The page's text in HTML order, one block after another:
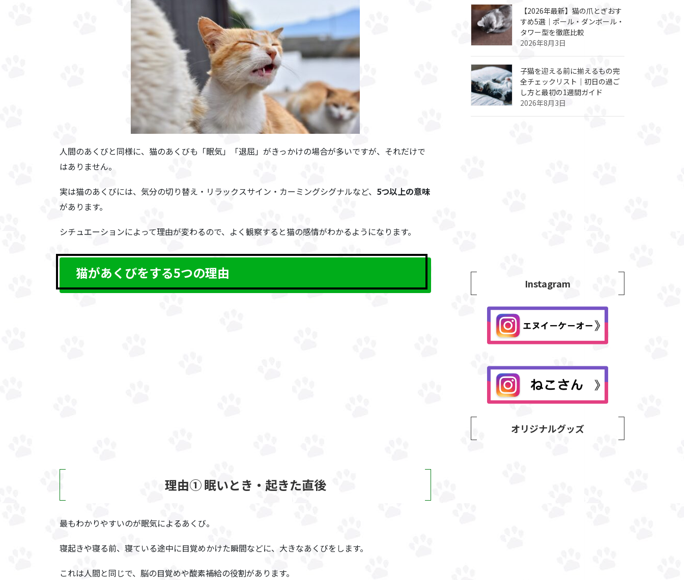
人間のあくびと同様に、猫のあくびも「眠気」「退屈」がきっかけの場合が多いですが、それだけで
はありません。
実は猫のあくびには、気分の切り替え・リラックスサイン・カーミングシグナルなど、 5つ以上の意味
があります。
シチュエーションによって理由が変わるので、よく観察すると猫の感情がわかるようになります。
猫があくびをする5つの理由
理由① 眠いとき・起きた直後
最もわかりやすいのが眠気によるあくび。
寝起きや寝る前、寝ている途中に目覚めかけた瞬間などに、大きなあくびをします。
これは人間と同じで、脳の目覚めや酸素補給の役割があります。
【2026年最新】猫の爪とぎおす
すめ5選｜ポール・ダンボール・
タワー型を徹底比較
2026年8月3日
子猫を迎える前に揃えるもの完
全チェックリスト｜初日の過ご
し方と最初の1週間ガイド
2026年8月3日
Instagram
オリジナルグッズ